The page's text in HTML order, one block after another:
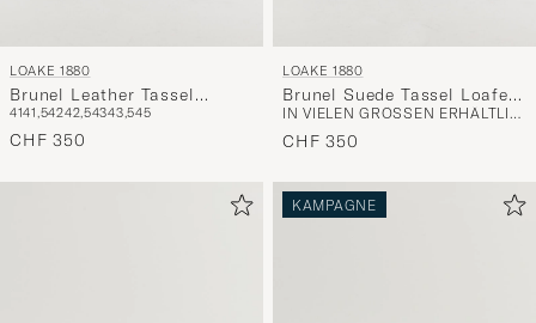
LOAKE 1880
Brunel Leather Tassel
Loafer Dark Brown
4141,54242,54343,545
CHF 350
LOAKE 1880
Brunel Suede Tassel Loafer
Dark Brown
IN VIELEN GRÖSSEN ERHÄLTLICH
CHF 350
KAMPAGNE